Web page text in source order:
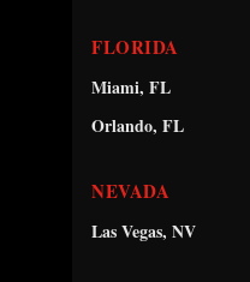
FLORIDA
Miami, FL
Orlando, FL
NEVADA
Las Vegas, NV